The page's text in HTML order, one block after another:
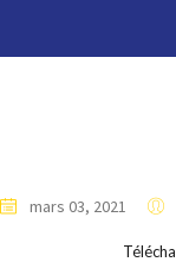
mars 03, 2021